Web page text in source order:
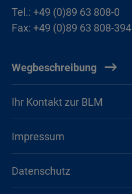
Tel.: +49 (0)89 63 808-0
Fax: +49 (0)89 63 808-394
Wegbeschreibung
Ihr Kontakt zur BLM
Impressum
Datenschutz